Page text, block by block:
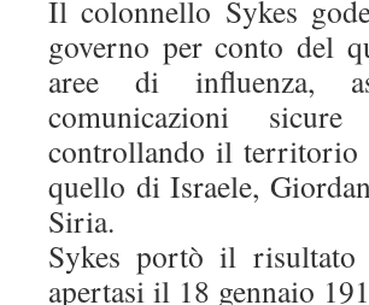
Il colonnello Sykes
governo per conto del
aree di influenza,
comunicazioni
controllando il territorio
quello di Israele,
Siria.
Sykes portò il risultato
apertasi il 18 gennaio